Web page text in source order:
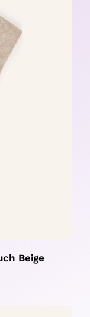
Beige